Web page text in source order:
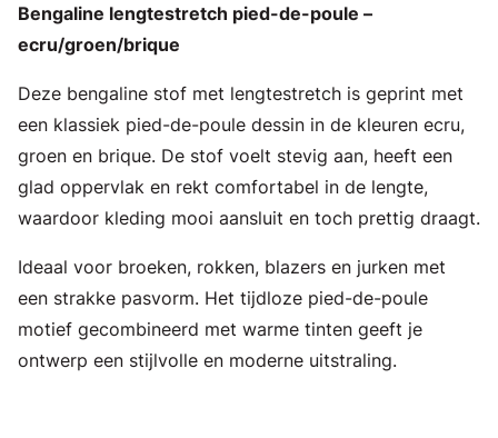
Bengaline lengtestretch pied-de-poule –
ecru/groen/brique
Deze bengaline stof met lengtestretch is geprint met
een klassiek pied-de-poule dessin in de kleuren ecru,
groen en brique. De stof voelt stevig aan, heeft een
glad oppervlak en rekt comfortabel in de lengte,
waardoor kleding mooi aansluit en toch prettig draagt.
Ideaal voor broeken, rokken, blazers en jurken met
een strakke pasvorm. Het tijdloze pied-de-poule
motief gecombineerd met warme tinten geeft je
ontwerp een stijlvolle en moderne uitstraling.